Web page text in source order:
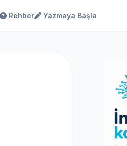
Rehber Yazmaya Başla